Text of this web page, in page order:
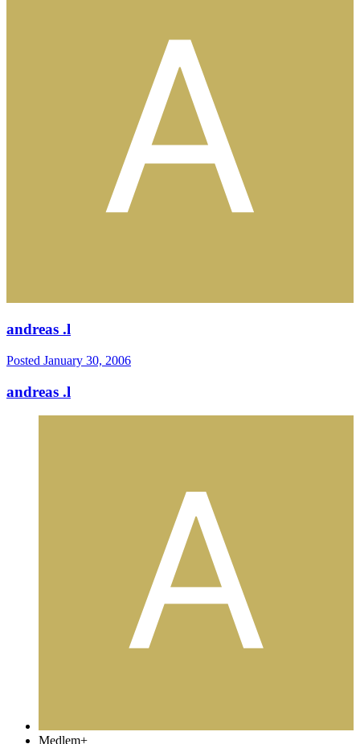
andreas .l
Posted January 30, 2006
andreas .l
Medlem+